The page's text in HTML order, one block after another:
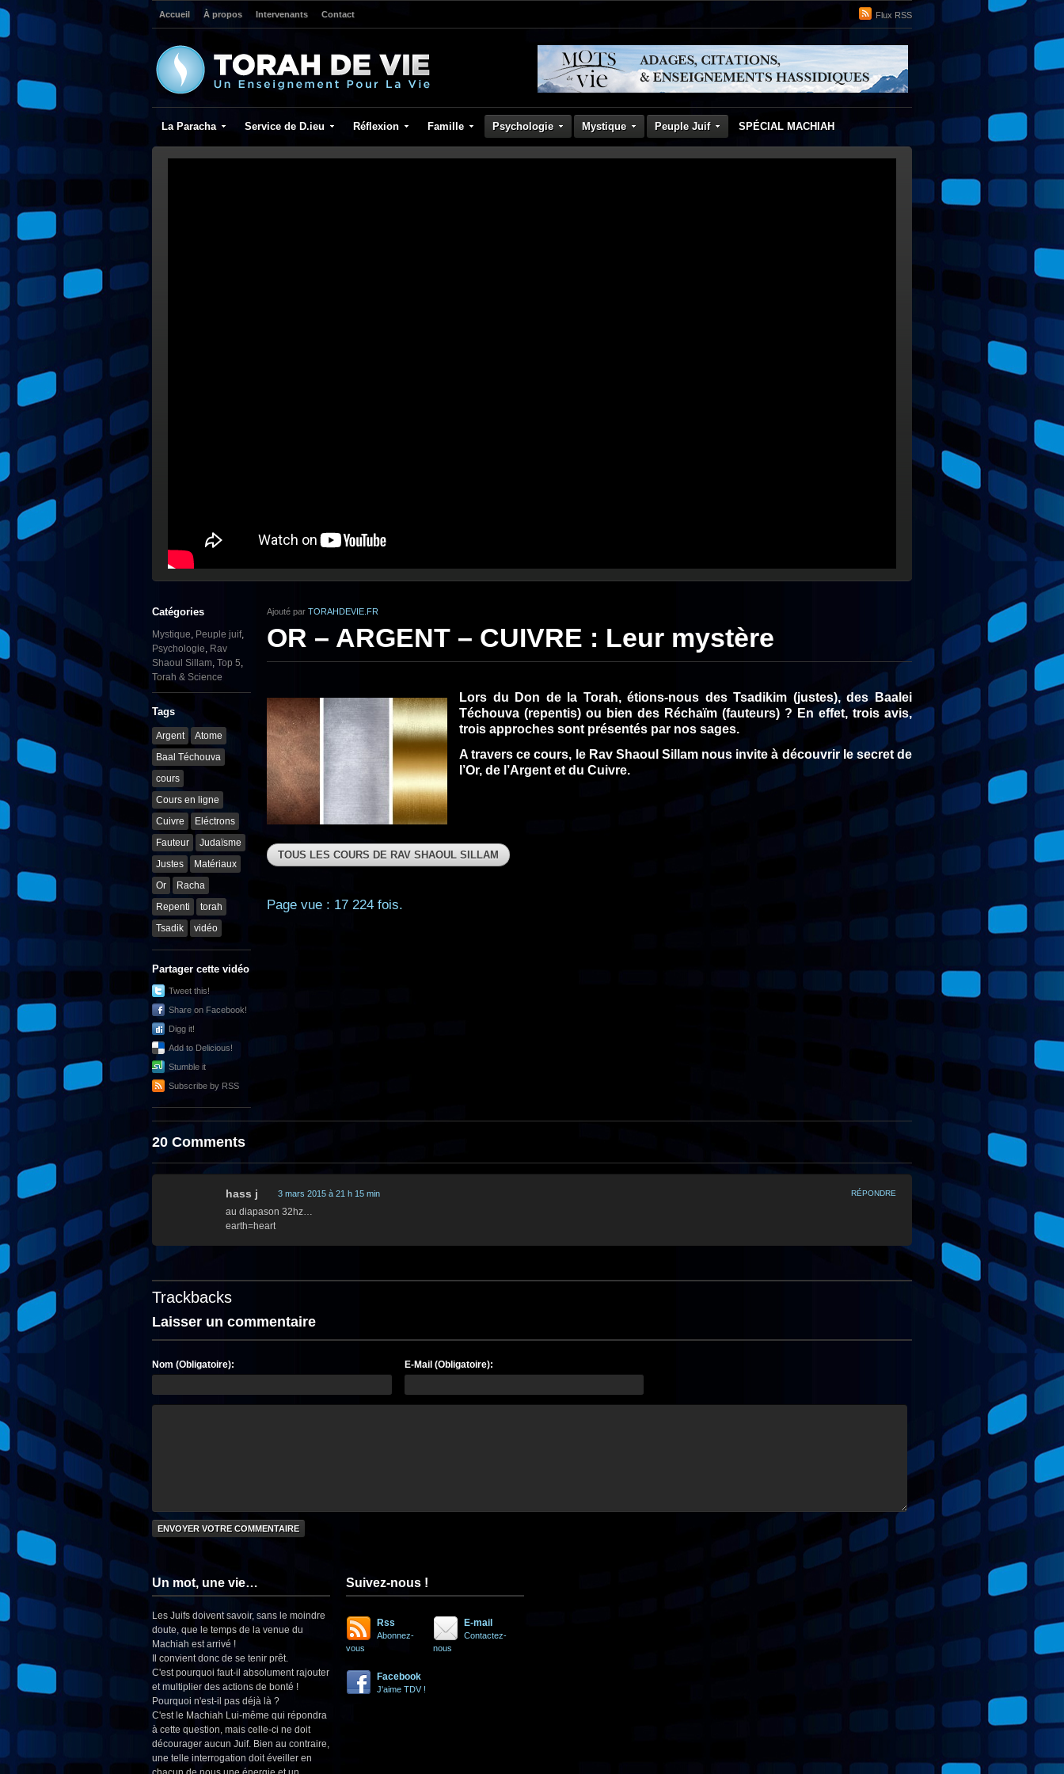
Flux RSS
Accueil À propos Intervenants Contact
La Paracha Service de D.ieu Réflexion Famille Psychologie Mystique Peuple Juif SPÉCIAL MACHIAH
Catégories
Mystique, Peuple juif,
Psychologie, Rav
Shaoul Sillam, Top 5,
Torah & Science
Tags
Argent
Atome
Baal Téchouva
cours
Cours en ligne
Cuivre
Eléctrons
Fauteur
Judaïsme
Justes
Matériaux
Or
Racha
Repenti
torah
Tsadik
vidéo
Partager cette vidéo
Tweet this!
Share on Facebook!
Digg it!
Add to Delicious!
Stumble it
Subscribe by RSS
Ajouté par TORAHDEVIE.FR
OR – ARGENT – CUIVRE : Leur mystère
Lors du Don de la Torah, étions-nous des Tsadikim (justes), des Baalei
Téchouva (repentis) ou bien des Réchaïm (fauteurs) ? En effet, trois avis,
trois approches sont présentés par nos sages.
A travers ce cours, le Rav Shaoul Sillam nous invite à découvrir le secret de
l’Or, de l’Argent et du Cuivre.
TOUS LES COURS DE RAV SHAOUL SILLAM
Page vue : 17 224 fois.
20 Comments
hass j 3 mars 2015 à 21 h 15 min
au diapason 32hz…
earth=heart
RÉPONDRE
Trackbacks
Laisser un commentaire
Nom (Obligatoire): E-Mail (Obligatoire):
Un mot, une vie…
Les Juifs doivent savoir, sans le moindre
doute, que le temps de la venue du
Machiah est arrivé !
Il convient donc de se tenir prêt.
C'est pourquoi faut-il absolument rajouter
et multiplier des actions de bonté !
Pourquoi n'est-il pas déjà là ?
C'est le Machiah Lui-même qui répondra
à cette question, mais celle-ci ne doit
décourager aucun Juif. Bien au contraire,
une telle interrogation doit éveiller en
Suivez-nous !
Rss
Abonnez-
vous
E-mail
Contactez-
nous
Facebook
J'aime TDV !